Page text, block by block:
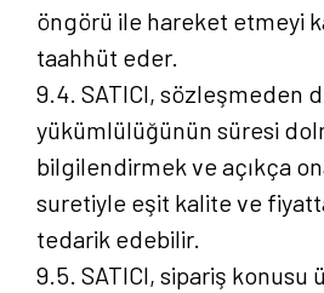
öngörü ile hareket etmeyi
taahhüt eder.
9.4. SATICI, sözleşmeden
yükümlülüğünün süresi
bilgilendirmek ve açıkça
suretiyle eşit kalite ve
tedarik edebilir.
9.5. SATICI, sipariş konusu